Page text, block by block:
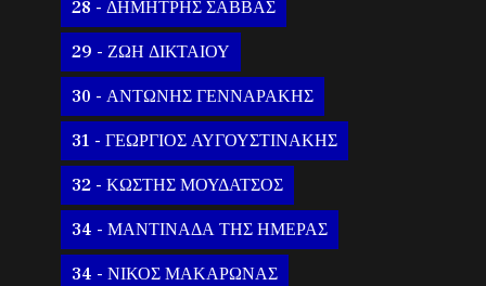
28 - ΔΗΜΗΤΡΗΣ ΣΑΒΒΑΣ
29 - ΖΩΗ ΔΙΚΤΑΙΟΥ
30 - ΑΝΤΩΝΗΣ ΓΕΝΝΑΡΑΚΗΣ
31 - ΓΕΩΡΓΙΟΣ ΑΥΓΟΥΣΤΙΝΑΚΗΣ
32 - ΚΩΣΤΗΣ ΜΟΥΔΑΤΣΟΣ
34 - ΜΑΝΤΙΝΑΔΑ ΤΗΣ ΗΜΕΡΑΣ
34 - ΝΙΚΟΣ ΜΑΚΑΡΩΝΑΣ